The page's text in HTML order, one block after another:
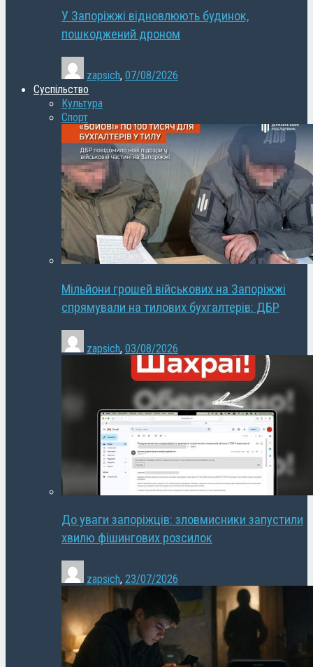
У Запоріжжі відновлюють будинок,
пошкоджений дроном
zapsich, 07/08/2026
Суспільство
Культура
Спорт
Мільйони грошей військових на Запоріжжі
спрямували на тилових бухгалтерів: ДБР
zapsich, 03/08/2026
До уваги запоріжців: зловмисники запустили
хвилю фішингових розсилок
zapsich, 23/07/2026